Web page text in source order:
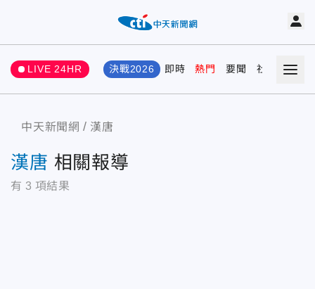
LIVE 24HR 決戰2026 即時 熱門 要聞 社會 娛樂
中天新聞網 漢唐
漢唐 相關報導
有 3 項結果